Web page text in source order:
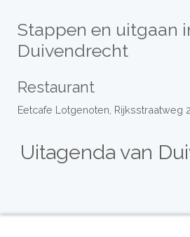
Stappen en uitgaan
Duivendrecht
Restaurant
Eetcafe Lotgenoten, Rijksstraatweg
Uitagenda van